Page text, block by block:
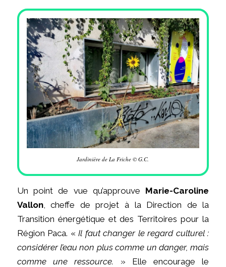
Jardinière de La Friche © G.C.
Un point de vue qu’approuve Marie-Caroline
Vallon, cheffe de projet à la Direction de la
Transition énergétique et des Territoires pour la
Région Paca. «Il faut changer le regard culturel :
considérer l’eau non plus comme un danger, mais
comme une ressource. » Elle encourage le